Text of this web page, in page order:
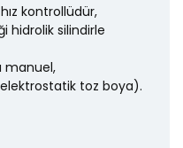
kontrollüdür,
hidrolik silindirle
manuel,
toz boya).